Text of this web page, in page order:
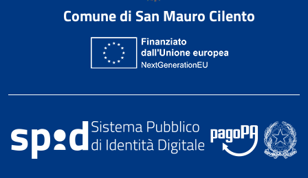
Comune di San Mauro Cilento